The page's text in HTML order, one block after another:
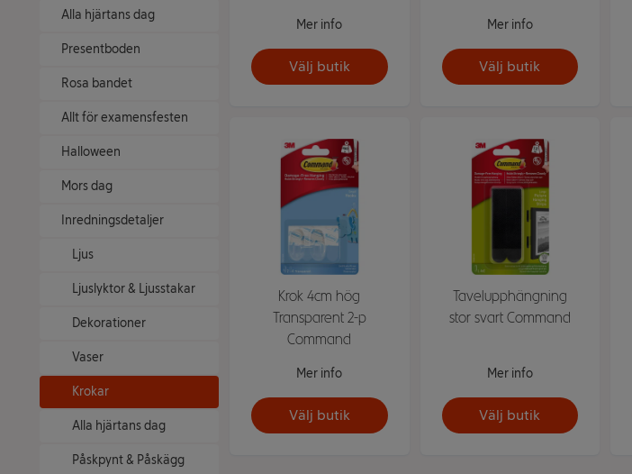
Alla hjärtans dag
Presentboden
Rosa bandet
Allt för examensfesten
Halloween
Mors dag
Inredningsdetaljer
Ljus
Ljuslyktor & Ljusstakar
Dekorationer
Vaser
Krokar
Alla hjärtans dag
Påskpynt & Påskägg
Mer info
Välj butik
Mer info
Välj butik
Krok 4cm hög
Transparent 2-p
Command
Mer info
Välj butik
Tavelupphängning
stor svart Command
Mer info
Välj butik